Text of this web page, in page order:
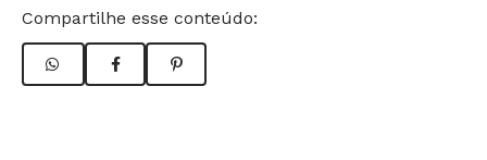
Compartilhe esse conteúdo: